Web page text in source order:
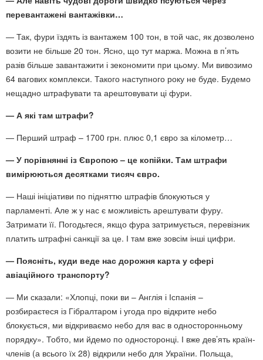
перевантажені вантажівки…
— Так, фури їздять із вантажем 100 тон, в той час, як дозволено
возити не більше 20 тон. Ясно, що тут маржа. Можна в п’ять
разів більше завантажити і зекономити при цьому. Ми вивозимо
64 вагових комплекси. Такого наступного року не буде. Будемо
нещадно штрафувати та арештовувати ці фури.
— А які там штрафи?
— Перший штраф – 1700 грн. плюс 0,1 євро за кілометр…
— У порівнянні із Європою – це копійки. Там штрафи
вимірюються десятками тисяч євро.
— Наші ініціативи по підняттю штрафів блокуються у
парламенті. Але ж у нас є можливість арештувати фуру.
Затримати її. Погодьтеся, якщо фура затримується, перевізник
платить штрафні санкції за це. І там вже зовсім інші цифри.
— Поясніть, куди веде нас дорожня карта у сфері
авіаційного транспорту?
— Ми сказали: «Хлопці, поки ви – Англія і Іспанія –
розбираєтеся із Гібралтаром і угода про відкрите небо
блокується, ми відкриваємо небо для вас в односторонньому
порядку». Тобто, ми йдемо по односторонці. І вже дев’ять країн-
членів (а всього їх 28) відкрили небо для України. Польща,